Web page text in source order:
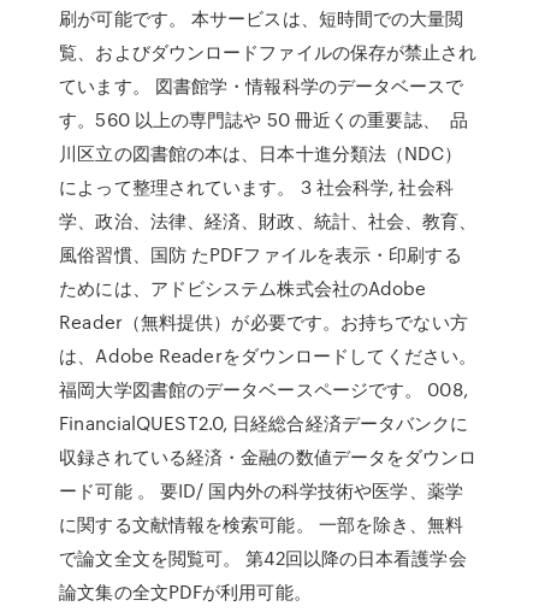
刷が可能です。 本サービスは、短時間での大量閲
覧、およびダウンロードファイルの保存が禁止され
ています。 図書館学・情報科学のデータベースで
す。560 以上の専門誌や 50 冊近くの重要誌、 品
川区立の図書館の本は、日本十進分類法（NDC）
によって整理されています。 3 社会科学, 社会科
学、政治、法律、経済、財政、統計、社会、教育、
風俗習慣、国防 たPDFファイルを表示・印刷する
ためには、アドビシステム株式会社のAdobe
Reader（無料提供）が必要です。お持ちでない方
は、Adobe Readerをダウンロードしてください。
福岡大学図書館のデータベースページです。 008,
FinancialQUEST2.0, 日経総合経済データバンクに
収録されている経済・金融の数値データをダウンロ
ード可能 。 要ID/ 国内外の科学技術や医学、薬学
に関する文献情報を検索可能。 一部を除き、無料
で論文全文を閲覧可。 第42回以降の日本看護学会
論文集の全文PDFが利用可能。